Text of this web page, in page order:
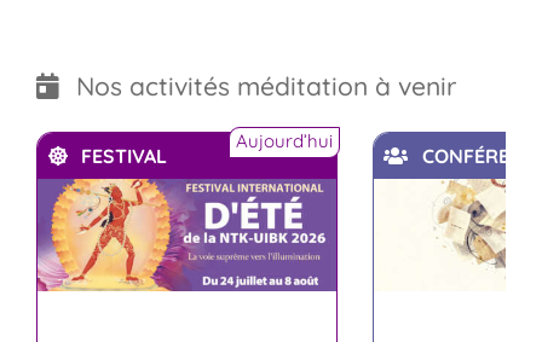
Nos activités méditation à venir
FESTIVAL
Aujourd’hui